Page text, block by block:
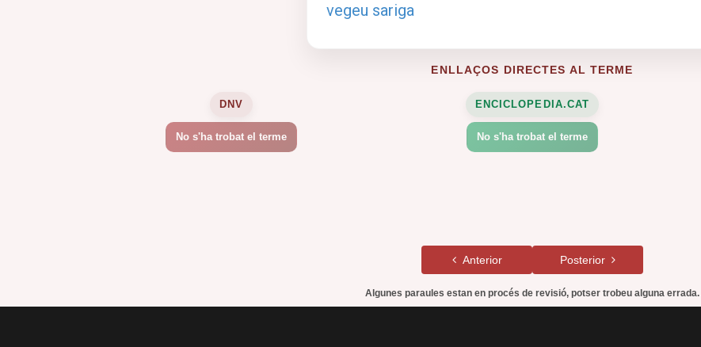
vegeu sariga
ENLLAÇOS DIRECTES AL TERME
DNV
No s'ha trobat el terme
ENCICLOPEDIA.CAT
No s'ha trobat el terme
Anterior Posterior
Algunes paraules estan en procés de revisió, potser trobeu alguna errada.